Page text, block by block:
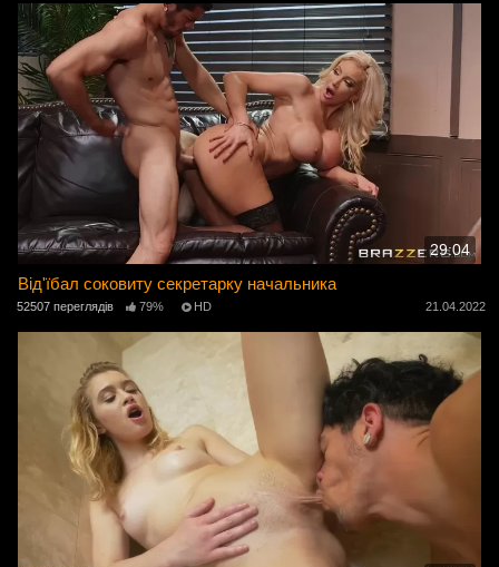
29:04
Від'їбал соковиту секретарку начальника
52507 переглядів 79% HD 21.04.2022